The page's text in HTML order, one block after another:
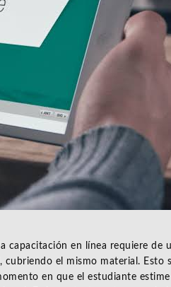
capacitación en línea requiere de
el mismo material. Esto
en que el estudiante